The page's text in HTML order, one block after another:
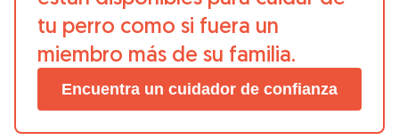
tu perro como si fuera un
miembro más de su familia.
Encuentra un cuidador de confianza